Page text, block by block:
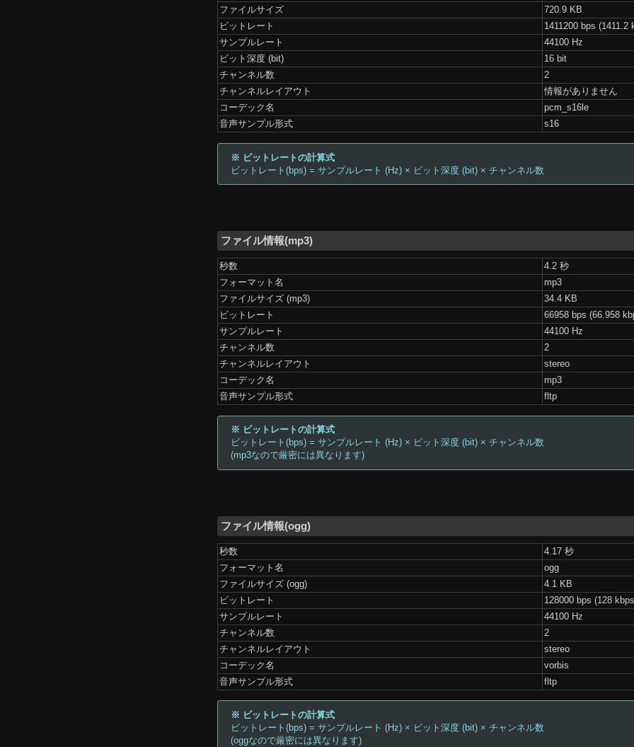
ファイルサイズ
720.9 KB
ビットレート
1411200 bps (1411.2
サンプルレート
44100 Hz
ビット深度 (bit)
16 bit
チャンネル数
2
チャンネルレイアウト
情報がありません
コーデック名
pcm_s16le
音声サンプル形式
s16
※ ビットレートの計算式
ビットレート(bps) = サンプルレート (Hz) × ビット深度 (bit) × チャンネル数
ファイル情報(mp3)
秒数
4.2 秒
フォーマット名
mp3
ファイルサイズ (mp3)
34.4 KB
ビットレート
66958 bps (66.958
サンプルレート
44100 Hz
チャンネル数
2
チャンネルレイアウト
stereo
コーデック名
mp3
音声サンプル形式
fltp
※ ビットレートの計算式
ビットレート(bps) = サンプルレート (Hz) × ビット深度 (bit) × チャンネル数
(mp3なので厳密には異なります)
ファイル情報(ogg)
秒数
4.17 秒
フォーマット名
ogg
ファイルサイズ (ogg)
4.1 KB
ビットレート
128000 bps (128
サンプルレート
44100 Hz
チャンネル数
2
チャンネルレイアウト
stereo
コーデック名
vorbis
音声サンプル形式
fltp
※ ビットレートの計算式
ビットレート(bps) = サンプルレート (Hz) × ビット深度 (bit) × チャンネル数
(oggなので厳密には異なります)